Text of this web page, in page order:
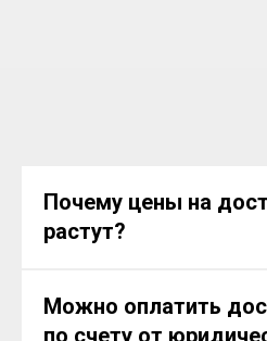
Почему цены на
растут?
Можно оплатить